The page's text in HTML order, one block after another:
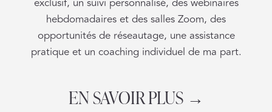
hebdomadaires et des salles Zoom, des
opportunités de réseautage, une assistance
pratique et un coaching individuel de ma part.
EN SAVOIR PLUS →